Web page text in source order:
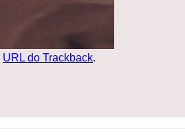
URL do Trackback.